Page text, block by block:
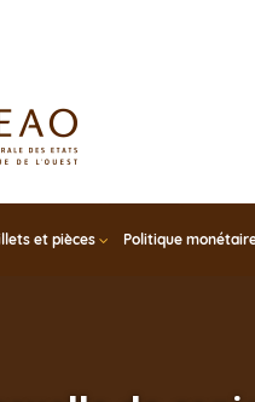
et pièces Politique